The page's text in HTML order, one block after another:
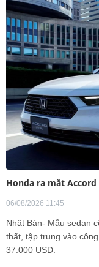
Honda ra mắt Accord
06/08/2026 11:45
Nhật Bản- Mẫu sedan
thất, tập trung vào
37.000 USD.